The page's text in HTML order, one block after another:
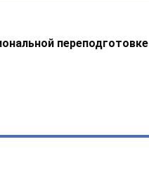
переподготовке